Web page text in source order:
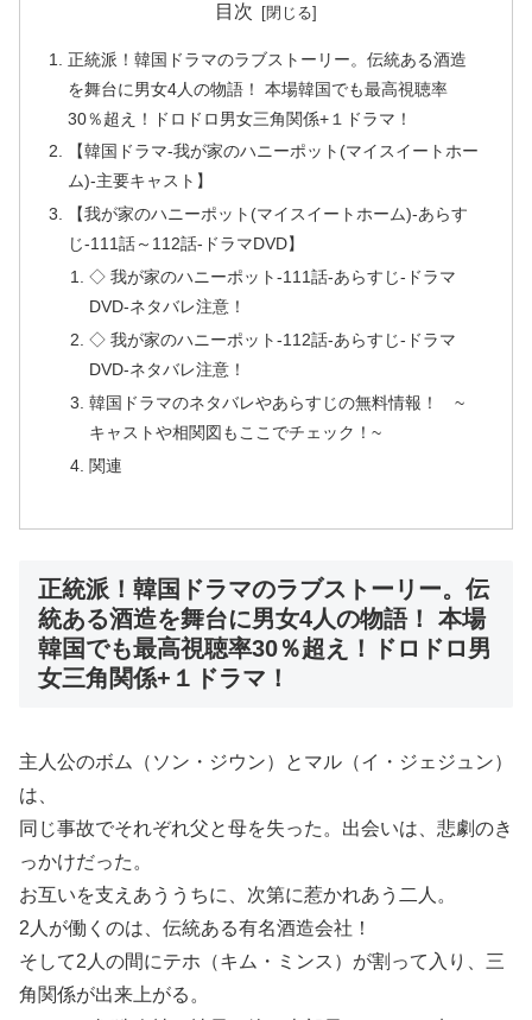
目次
正統派！韓国ドラマのラブストーリー。伝統ある酒造
を舞台に男女4人の物語！ 本場韓国でも最高視聴率
30％超え！ドロドロ男女三角関係+１ドラマ！
【韓国ドラマ-我が家のハニーポット(マイスイートホー
ム)-主要キャスト】
【我が家のハニーポット(マイスイートホーム)-あらす
じ-111話～112話-ドラマDVD】
◇ 我が家のハニーポット-111話-あらすじ-ドラマ
DVD-ネタバレ注意！
◇ 我が家のハニーポット-112話-あらすじ-ドラマ
DVD-ネタバレ注意！
韓国ドラマのネタバレやあらすじの無料情報！ ~
キャストや相関図もここでチェック！~
関連
正統派！韓国ドラマのラブストーリー。伝
統ある酒造を舞台に男女4人の物語！ 本場
韓国でも最高視聴率30％超え！ドロドロ男
女三角関係+１ドラマ！
主人公のボム（ソン・ジウン）とマル（イ・ジェジュン）
は、
同じ事故でそれぞれ父と母を失った。出会いは、悲劇のき
っかけだった。
お互いを支えあううちに、次第に惹かれあう二人。
2人が働くのは、伝統ある有名酒造会社！
そして2人の間にテホ（キム・ミンス）が割って入り、三
角関係が出来上がる。